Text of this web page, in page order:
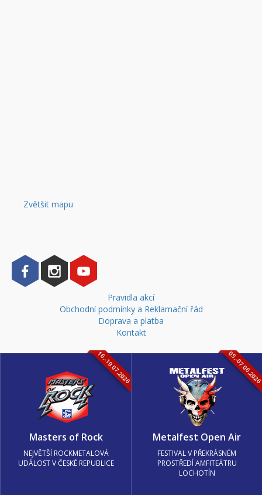
Zvětšit mapu
Pravidla akcí
Obchodní podmínky a Reklamační řád
Doprava a platba
Kontakt
16.-19.07.2026
Masters of Rock
NEJVĚTŠÍ ROCKMETALOVÁ
UDÁLOST V ČESKÉ REPUBLICE
05.-
Metalfest Open Air
FESTIVAL V PŘEKRÁSNÉM
PROSTŘEDÍ AMFITEÁTRU
LOCHOTÍN